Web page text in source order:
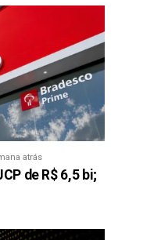
atrás
de R$ 6,5 bi;